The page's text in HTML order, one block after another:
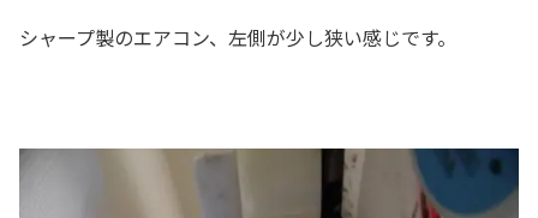
シャープ製のエアコン、左側が少し狭い感じです。